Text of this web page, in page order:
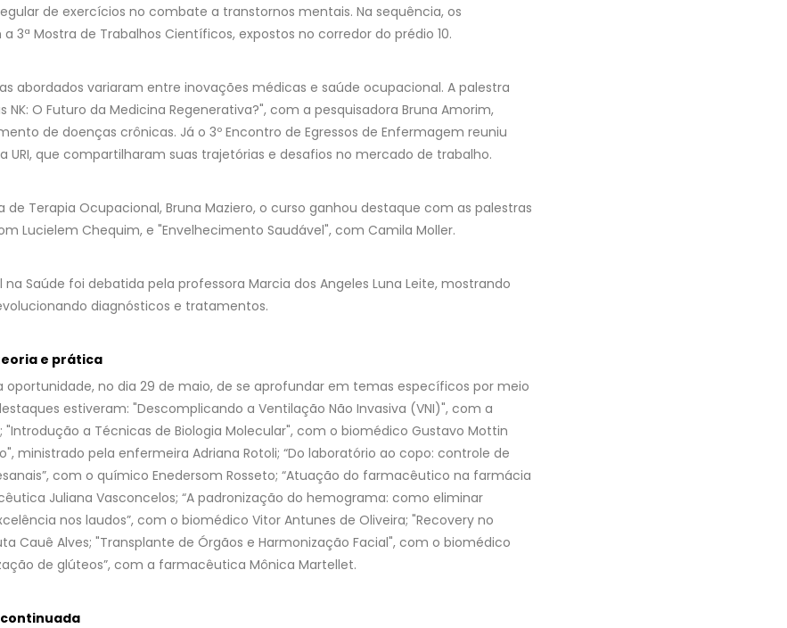
de exercícios no combate a transtornos mentais. Na sequência, os
3ª Mostra de Trabalhos Científicos, expostos no corredor do prédio 10.
abordados variaram entre inovações médicas e saúde ocupacional. A palestra
O Futuro da Medicina Regenerativa?", com a pesquisadora Bruna Amorim,
de doenças crônicas. Já o 3º Encontro de Egressos de Enfermagem reuniu
URI, que compartilharam suas trajetórias e desafios no mercado de trabalho.
Terapia Ocupacional, Bruna Maziero, o curso ganhou destaque com as palestras
Lucielem Chequim, e "Envelhecimento Saudável", com Camila Moller.
Saúde foi debatida pela professora Marcia dos Angeles Luna Leite, mostrando
diagnósticos e tratamentos.
e prática
no dia 29 de maio, de se aprofundar em temas específicos por meio
estiveram: "Descomplicando a Ventilação Não Invasiva (VNI)", com a
a Técnicas de Biologia Molecular", com o biomédico Gustavo Mottin
ministrado pela enfermeira Adriana Rotoli; “Do laboratório ao copo: controle de
com o químico Enedersom Rosseto; “Atuação do farmacêutico na farmácia
Juliana Vasconcelos; “A padronização do hemograma: como eliminar
nos laudos”, com o biomédico Vitor Antunes de Oliveira; "Recovery no
Cauê Alves; "Transplante de Órgãos e Harmonização Facial", com o biomédico
de glúteos”, com a farmacêutica Mônica Martellet.